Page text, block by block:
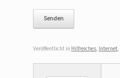
Veröffentlicht in Hilfreiches, Internet,